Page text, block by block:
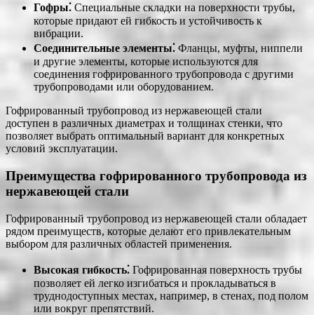
Гофры⁚ Специальные складки на поверхности трубы,
которые придают ей гибкость и устойчивость к
вибрации.
Соединительные элементы⁚ Фланцы, муфты, ниппели
и другие элементы, которые используются для
соединения гофрированного трубопровода с другими
трубопроводами или оборудованием.
Гофрированный трубопровод из нержавеющей стали
доступен в различных диаметрах и толщинах стенки, что
позволяет выбрать оптимальный вариант для конкретных
условий эксплуатации.
Преимущества гофрированного трубопровода из
нержавеющей стали
Гофрированный трубопровод из нержавеющей стали обладает
рядом преимуществ, которые делают его привлекательным
выбором для различных областей применения.
Высокая гибкость⁚ Гофрированная поверхность трубы
позволяет ей легко изгибаться и прокладываться в
труднодоступных местах, например, в стенах, под полом
или вокруг препятствий.